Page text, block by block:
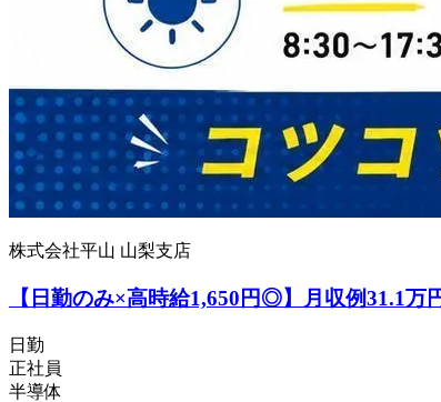
株式会社平山 山梨支店
【日勤のみ×高時給1,650円◎】月収例31.1
日勤
正社員
半導体